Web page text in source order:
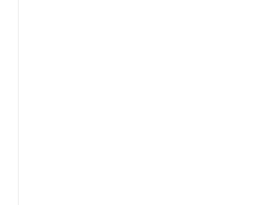
(802.11ax)可轻松应对高密度设备环境
能使路由器能够同时与数十台设备通信
随着全球互联网
同时支持两种协议，以确保兼容现代云
双栈能力对于网络可扩展性为核心需求的
凭借多个Gigabit
高速无线回传与现有有线基础设施之间